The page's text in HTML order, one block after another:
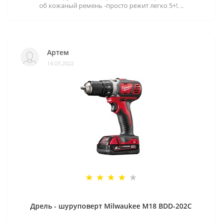
об кожаный ремень -просто режит легко 5+!. ..
Артем
14.03.2022
Дрель - шуруповерт Milwaukee M18 BDD-202C